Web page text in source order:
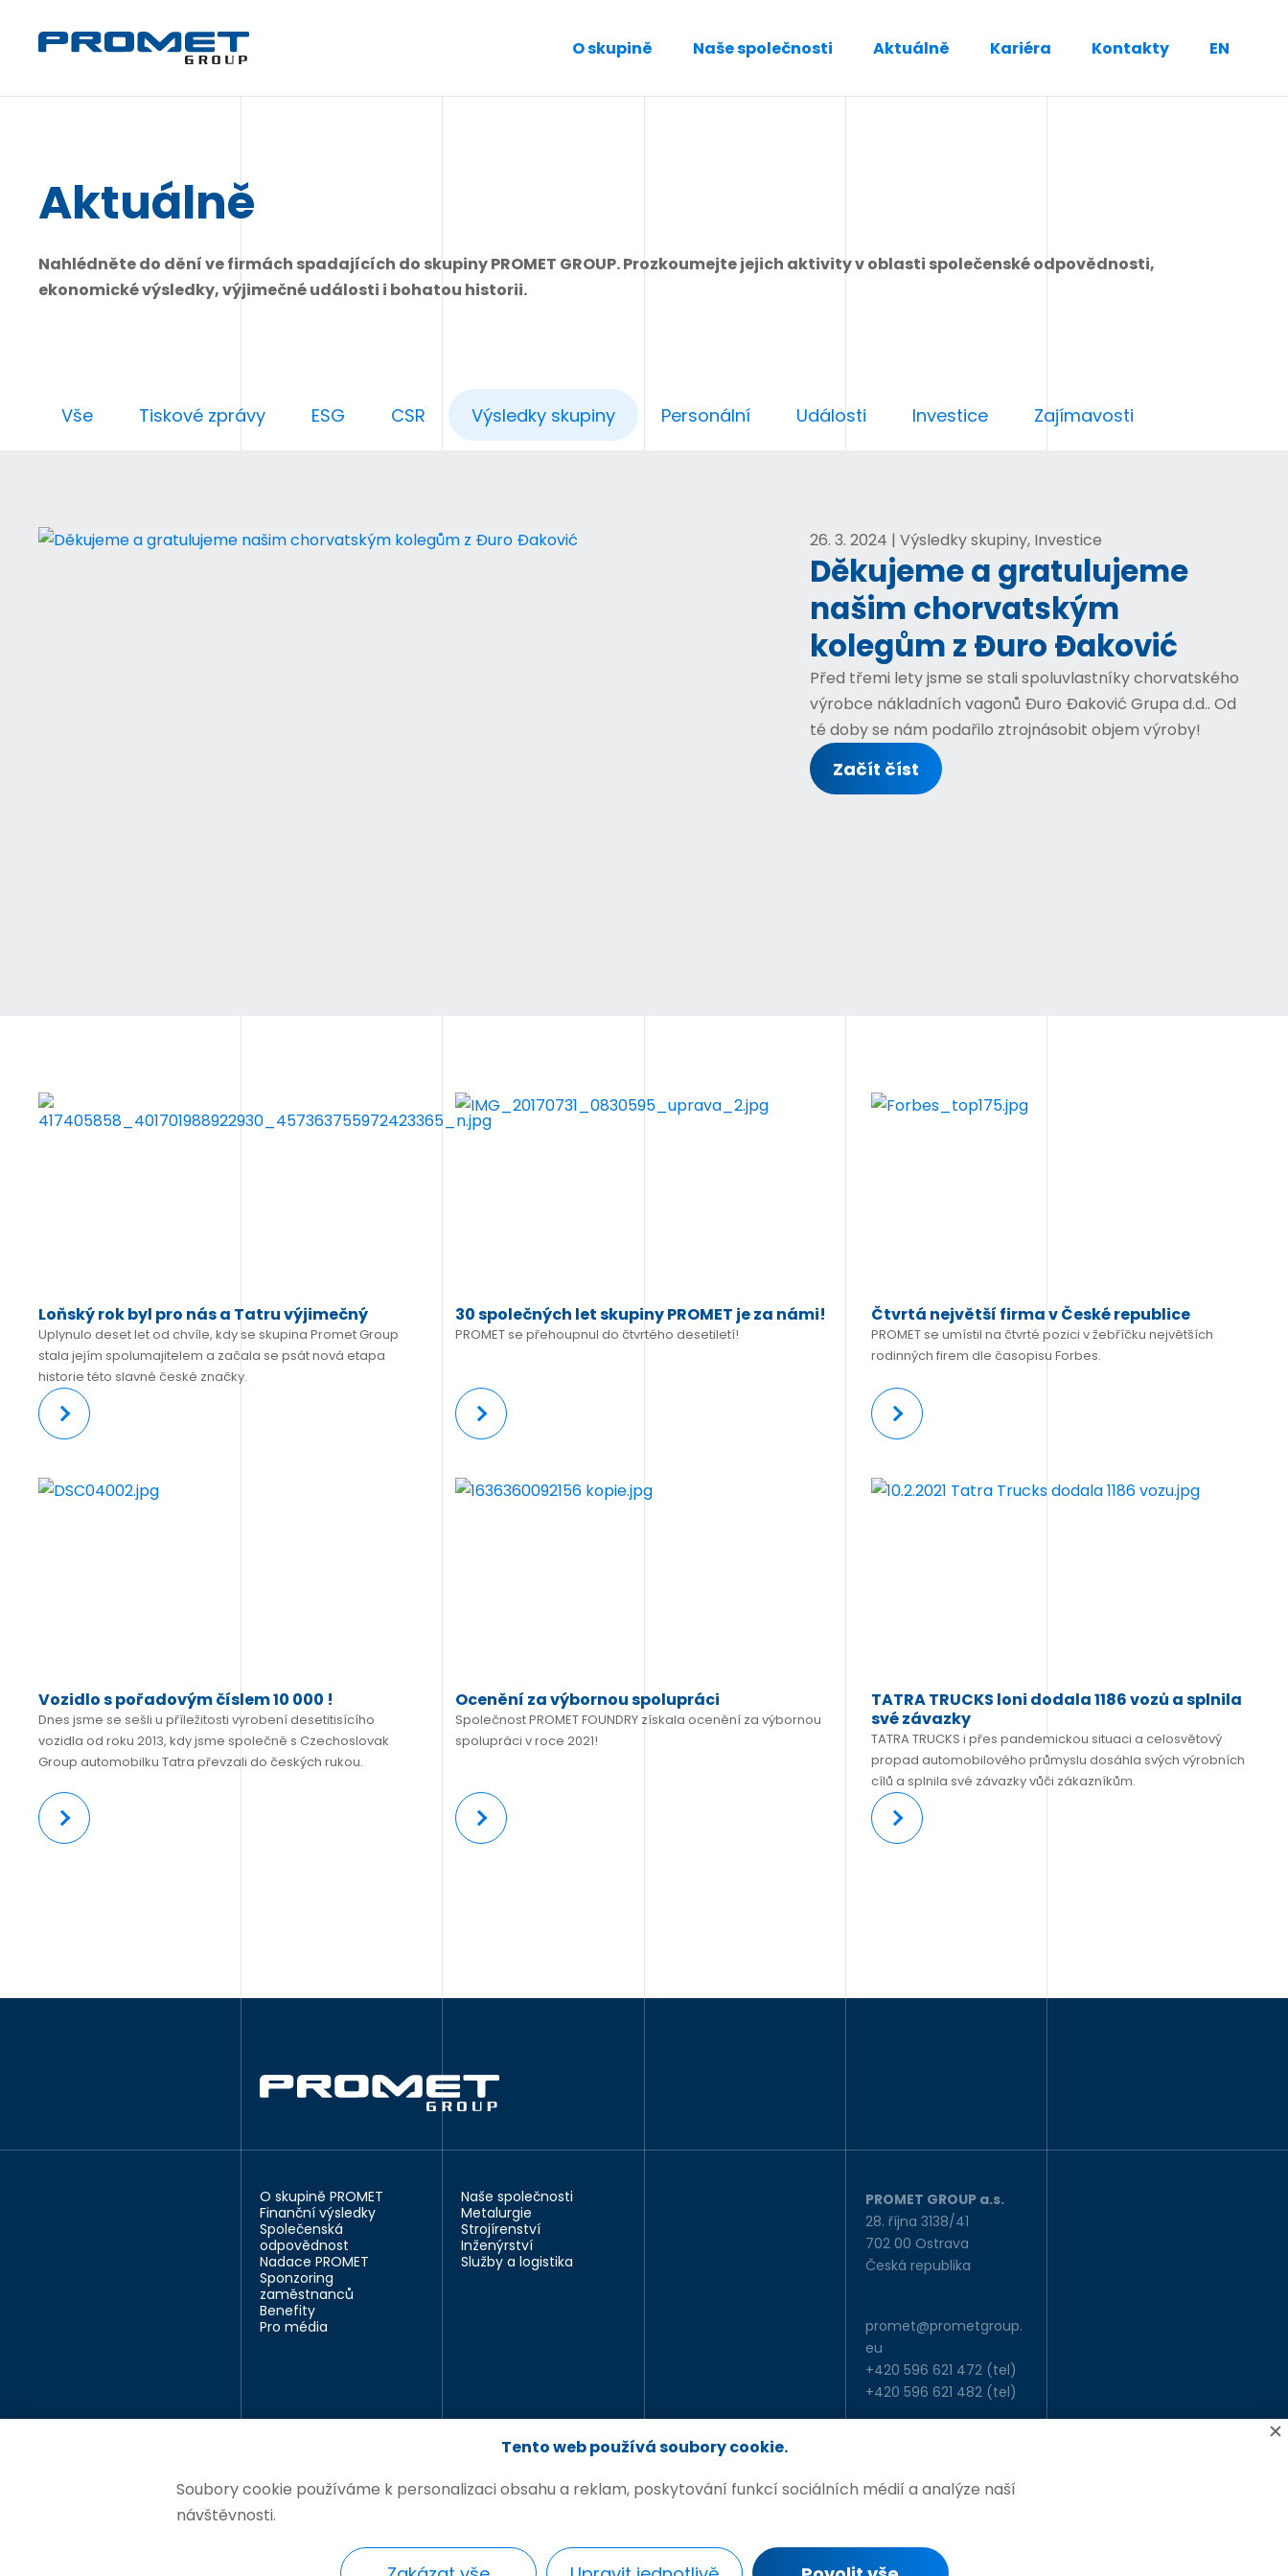
O skupině Naše společnosti Aktuálně Kariéra Kontakty EN
Aktuálně
Nahlédněte do dění ve firmách spadajících do skupiny PROMET GROUP. Prozkoumejte jejich aktivity v oblasti společenské odpovědnosti,
ekonomické výsledky, výjimečné události i bohatou historii.
Vše Tiskové zprávy ESG CSR Výsledky skupiny Personální Události Investice Zajímavosti
26. 3. 2024 | Výsledky skupiny, Investice
Děkujeme a gratulujeme
našim chorvatským
kolegům z Đuro Đaković
Před třemi lety jsme se stali spoluvlastníky chorvatského
výrobce nákladních vagonů Đuro Đaković Grupa d.d.. Od
té doby se nám podařilo ztrojnásobit objem výroby!
Začít číst
Loňský rok byl pro nás a Tatru výjimečný
Uplynulo deset let od chvíle, kdy se skupina Promet Group
stala jejím spolumajitelem a začala se psát nová etapa
historie této slavné české značky.
Více
30 společných let skupiny PROMET je za námi!
PROMET se přehoupnul do čtvrtého desetiletí!
Více
Čtvrtá největší firma v České republice
PROMET se umístil na čtvrté pozici v žebříčku největších
rodinných firem dle časopisu Forbes.
Více
Vozidlo s pořadovým číslem 10 000 !
Dnes jsme se sešli u příležitosti vyrobení desetitisícího
vozidla od roku 2013, kdy jsme společně s Czechoslovak
Group automobilku Tatra převzali do českých rukou.
Více
Ocenění za výbornou spolupráci
Společnost PROMET FOUNDRY získala ocenění za výbornou
spolupráci v roce 2021!
Více
TATRA TRUCKS loni dodala 1186 vozů a splnila
své závazky
TATRA TRUCKS i přes pandemickou situaci a celosvětový
propad automobilového průmyslu dosáhla svých výrobních
cílů a splnila své závazky vůči zákazníkům.
Více
O skupině PROMET
Finanční výsledky
Společenská
odpovědnost
Nadace PROMET
Sponzoring
zaměstnanců
Benefity
Pro média
Naše společnosti
Metalurgie
Strojírenství
Inženýrství
Služby a logistika
PROMET GROUP a.s.
28. října 3138/41
702 00 Ostrava
Česká republika
promet@prometgroup.
eu
+420 596 621 472(tel)
+420 596 621 482(tel)
Změnit nastavení cookies © PROMET GROUP, web vytvořil
Tento web používá soubory cookie.
Soubory cookie používáme k personalizaci obsahu a reklam, poskytování funkcí sociálních médií a analýze naší
návštěvnosti.